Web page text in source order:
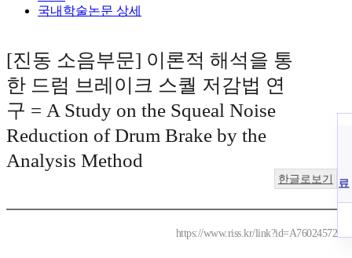
국내학술논문 상세
[진동 소음부문] 이론적 해석을 통
한 드럼 브레이크 스퀄 저감법 연
구 = A Study on the Squeal Noise
Reduction of Drum Brake by the
Analysis Method
한글로보기
https://www.riss.kr/link?id=A76024572
료